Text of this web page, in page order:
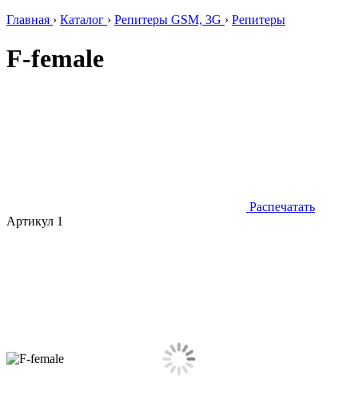
Главная › Каталог › Репитеры GSM, 3G › Репитеры
F-female
Распечатать
Артикул 1